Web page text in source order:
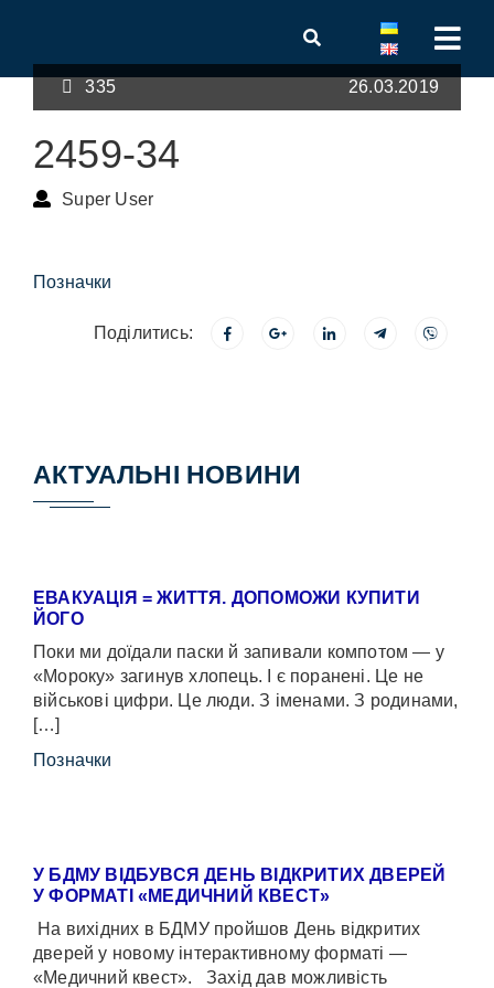
335 26.03.2019
2459-34
Super User
Позначки
Поділитись:
АКТУАЛЬНІ НОВИНИ
ЕВАКУАЦІЯ = ЖИТТЯ. ДОПОМОЖИ КУПИТИ
ЙОГО
Поки ми доїдали паски й запивали компотом — у
«Мороку» загинув хлопець. І є поранені. Це не
військові цифри. Це люди. З іменами. З родинами,
[…]
Позначки
У БДМУ ВІДБУВСЯ ДЕНЬ ВІДКРИТИХ ДВЕРЕЙ
У ФОРМАТІ «МЕДИЧНИЙ КВЕСТ»
На вихідних в БДМУ пройшов День відкритих
дверей у новому інтерактивному форматі —
«Медичний квест». Захід дав можливість